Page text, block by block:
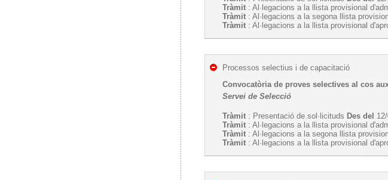
Tràmit : Al·legacions a la llista provisional
Tràmit : Al·legacions a la segona llista
Tràmit : Al·legacions a la llista provisional
Processos selectius i de capacitació
Convocatòria de proves selectives al cos
Servei de Selecció
Tràmit : Presentació de sol·licituds Des del
Tràmit : Al·legacions a la llista provisional
Tràmit : Al·legacions a la segona llista
Tràmit : Al·legacions a la llista provisional